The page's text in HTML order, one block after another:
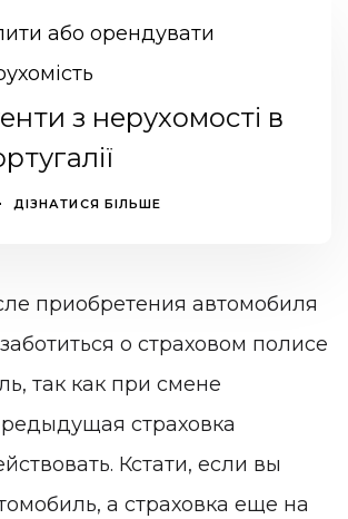
або орендувати
з нерухомості в
ДІЗНАТИСЯ БІЛЬШЕ
приобретения автомобиля
о страховом полисе
так как при смене
страховка
Кстати, если вы
а страховка еще на